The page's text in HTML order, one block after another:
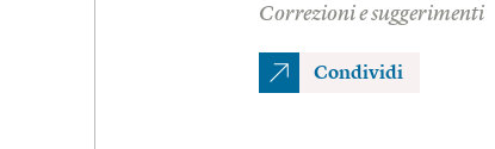
Correzioni e suggerimenti
Condividi